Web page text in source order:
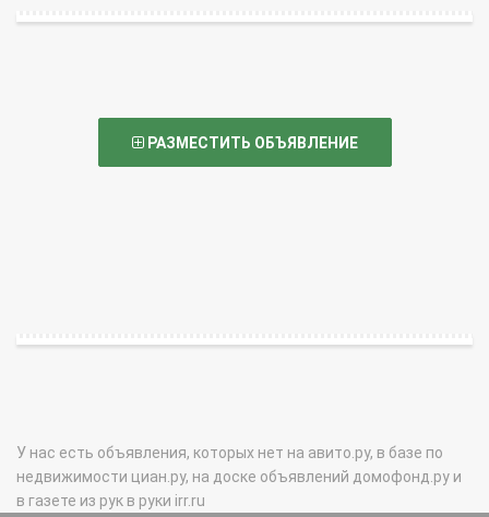
РАЗМЕСТИТЬ ОБЪЯВЛЕНИЕ
У нас есть объявления, которых нет на авито.ру, в базе по
недвижимости циан.ру, на доске объявлений домофонд.ру и
в газете из рук в руки irr.ru